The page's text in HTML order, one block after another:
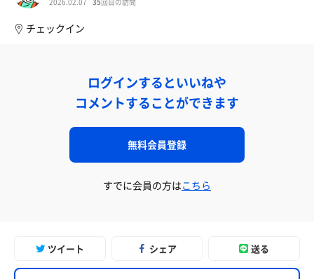
チェックイン
ログインするといいねや
コメントすることができます
無料会員登録
すでに会員の方はこちら
ツイート シェア 送る